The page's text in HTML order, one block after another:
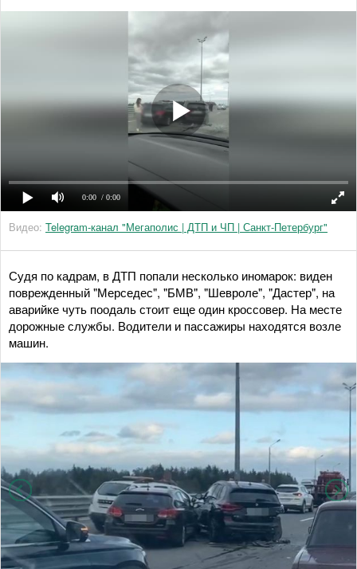
0:00 / 0:00
Видео: Telegram-канал "Мегаполис | ДТП и ЧП | Санкт-Петербург"
Судя по кадрам, в ДТП попали несколько иномарок: виден
поврежденный "Мерседес", "БМВ", "Шевроле", "Дастер", на
аварийке чуть поодаль стоит еще один кроссовер. На месте
дорожные службы. Водители и пассажиры находятся возле
машин.